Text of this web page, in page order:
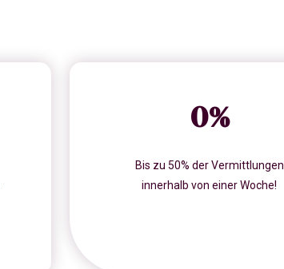
0%
Bis zu 50% der Vermittlungen
innerhalb von einer Woche!